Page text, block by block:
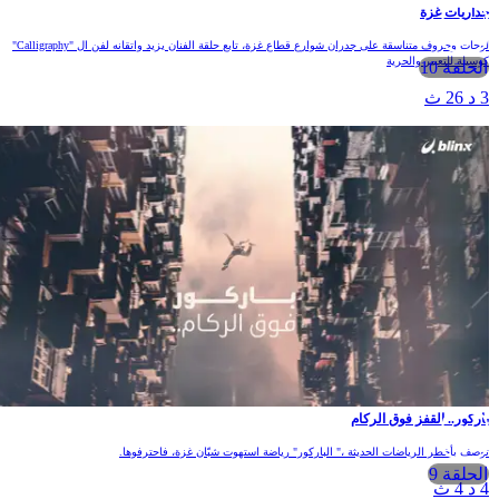
الحلقة 10
جداريات غزة
لوحات وحروف متناسقة على جدران شوارع قطاع غزة، تابع حلقة الفنان يزيد واتقانه لفن ال "Calligraphy"
كوسيلة للتعبير والحرية
الحلقة 9
باركور.. القفز فوق الركام
توصف بأخطر الرياضات الحديثة ،" الباركور" رياضة استهوت شبّان غزة، فاحترفوها.